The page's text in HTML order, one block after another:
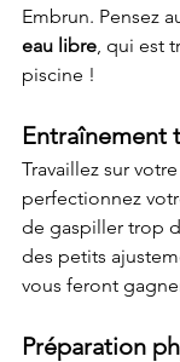
Embrun. Pensez
eau libre, qui est
piscine !
Entraînement
Travaillez sur
perfectionnez
de gaspiller trop
des petits
vous feront
Préparation